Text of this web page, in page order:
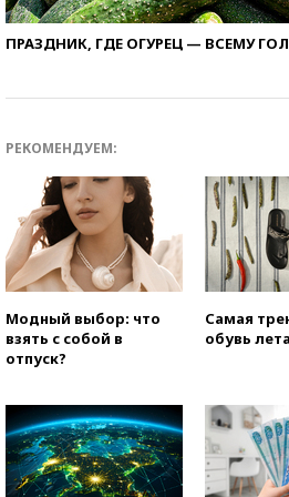
ПРАЗДНИК, ГДЕ ОГУРЕЦ — ВСЕМУ
РЕКОМЕНДУЕМ:
Модный выбор: что
взять с собой в
отпуск?
Самая
обувь